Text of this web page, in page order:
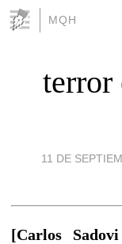
MQH
terror
11 DE
[Carlos